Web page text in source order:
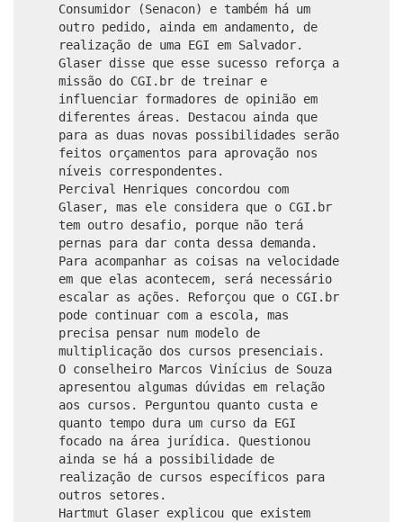
Consumidor (Senacon) e também há um
outro pedido, ainda em andamento, de
realização de uma EGI em Salvador.
Glaser disse que esse sucesso reforça a
missão do CGI.br de treinar e
influenciar formadores de opinião em
diferentes áreas. Destacou ainda que
para as duas novas possibilidades serão
feitos orçamentos para aprovação nos
níveis correspondentes.
Percival Henriques concordou com
Glaser, mas ele considera que o CGI.br
tem outro desafio, porque não terá
pernas para dar conta dessa demanda.
Para acompanhar as coisas na velocidade
em que elas acontecem, será necessário
escalar as ações. Reforçou que o CGI.br
pode continuar com a escola, mas
precisa pensar num modelo de
multiplicação dos cursos presenciais.
O conselheiro Marcos Vinícius de Souza
apresentou algumas dúvidas em relação
aos cursos. Perguntou quanto custa e
quanto tempo dura um curso da EGI
focado na área jurídica. Questionou
ainda se há a possibilidade de
realização de cursos específicos para
outros setores.
Hartmut Glaser explicou que existem